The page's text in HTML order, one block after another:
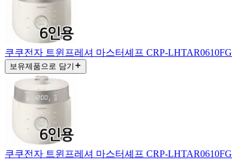
쿠쿠전자 트윈프레셔 마스터셰프 CRP-
보유제품으로 담기
쿠쿠전자 트윈프레셔 마스터셰프 CRP-